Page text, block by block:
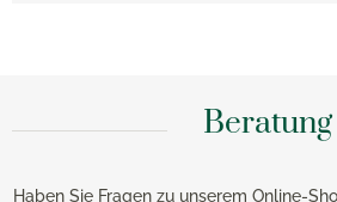
Beratung
Haben Sie Fragen zu unserem Online-